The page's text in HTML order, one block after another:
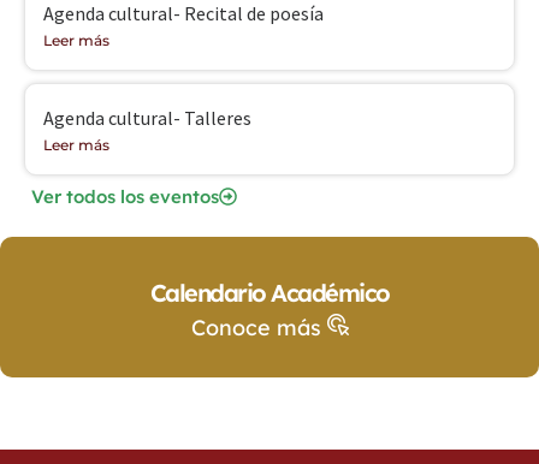
Agenda cultural- Recital de poesía
Leer más
Agenda cultural- Talleres
Leer más
Ver todos los eventos
Calendario Académico
Conoce más